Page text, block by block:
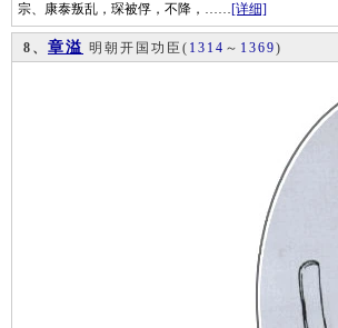
宗、康泰叛乱，琛被俘，不降，……[详细]
8、 章溢 明朝开国功臣 ( 1314 ～ 1369)